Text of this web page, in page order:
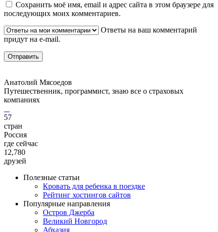
Сохранить моё имя, email и адрес сайта в этом браузере для
последующих моих комментариев.
Ответы на ваш комментарий
придут на e-mail.
Анатолий Мясоедов
Путешественник, программист, знаю все о страховых
компаниях
57
стран
Россия
где сейчас
12,780
друзей
Полезные статьи
Кровать для ребенка в поездке
Рейтинг хостингов сайтов
Популярные направления
Остров Джерба
Великий Новгород
Абхазия